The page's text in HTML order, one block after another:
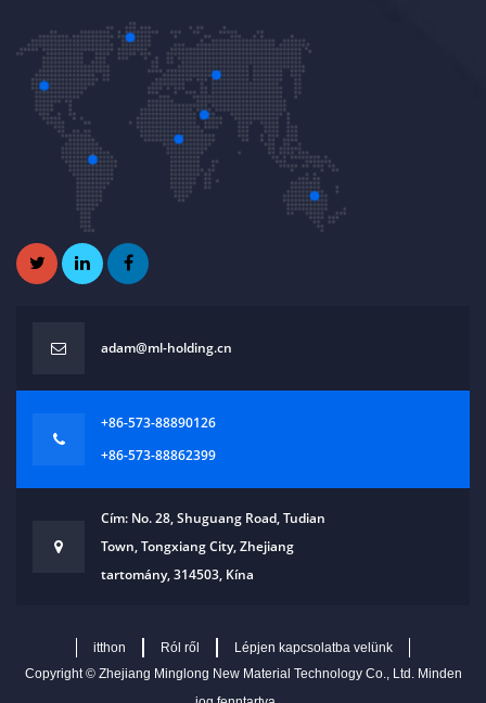
adam@ml-holding.cn
+86-573-88890126
+86-573-88862399
Cím: No. 28, Shuguang Road, Tudian
Town, Tongxiang City, Zhejiang
tartomány, 314503, Kína
itthon Ról ről
Lépjen kapcsolatba velünk
Copyright © Zhejiang Minglong New Material Technology Co., Ltd. Minden